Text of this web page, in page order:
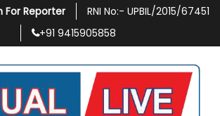
For Reporter RNI No:- UPBIL/2015/67451
+91 9415905858